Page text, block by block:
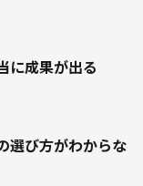
に成果が出る
選び方がわからな